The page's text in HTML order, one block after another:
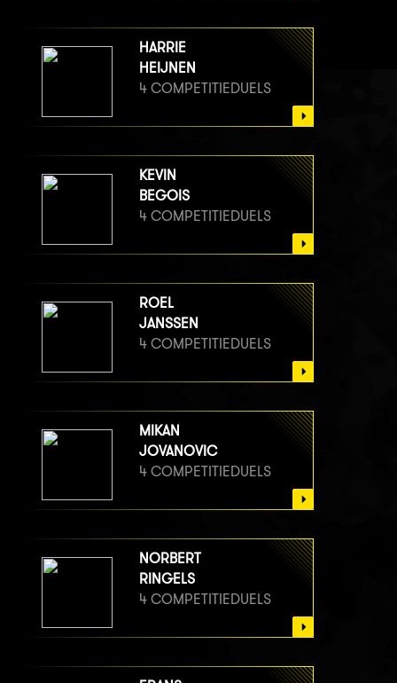
HARRIE
HEIJNEN
4 COMPETITIEDUELS
KEVIN
BEGOIS
4 COMPETITIEDUELS
ROEL
JANSSEN
4 COMPETITIEDUELS
MIKAN
JOVANOVIC
4 COMPETITIEDUELS
NORBERT
RINGELS
4 COMPETITIEDUELS